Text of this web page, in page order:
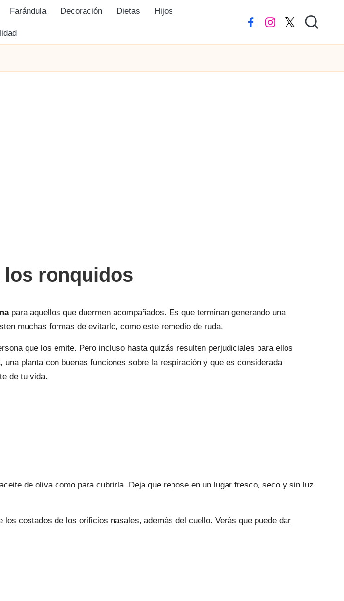
Farándula Decoración Dietas Hijos
FacebookinstagramTwitter
los ronquidos
para aquellos que duermen acompañados. Es que terminan generando una
muchas formas de evitarlo, como este remedio de ruda.
que los emite. Pero incluso hasta quizás resulten perjudiciales para ellos
, una planta con buenas funciones sobre la respiración y que es considerada
de tu vida.
de oliva como para cubrirla. Deja que repose en un lugar fresco, seco y sin luz
costados de los orificios nasales, además del cuello. Verás que puede dar